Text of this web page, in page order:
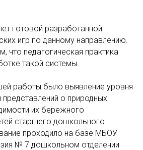
готовой разработанной
игр по данному направлению.
что педагогическая практика
такой системы.
работы было выявление уровня
о природных
их бережного
старшего дошкольного
проходило на базе МБОУ
№ 7 дошкольном отделении